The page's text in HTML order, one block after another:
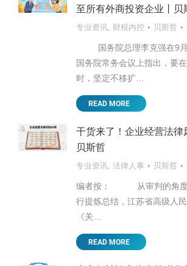
至所有外商投资企业丨贝
专业资讯, 财税内控 贝斯哲
国务院总理李克强在9月
国务院常务会议上指出，要
时，坚定不移扩…
READ MORE
干货来了！企业经营法律
贝斯哲
专业资讯, 法律人事 贝斯哲
编者按： 从审判的角度
行提炼总结，江苏省高级人
《关…
READ MORE